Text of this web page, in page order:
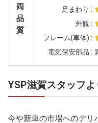
両
品
質
足まわり
外観
フレーム(車体)
電気保安部品
YSP滋賀スタッフよ
今や新車の市場へのデリ